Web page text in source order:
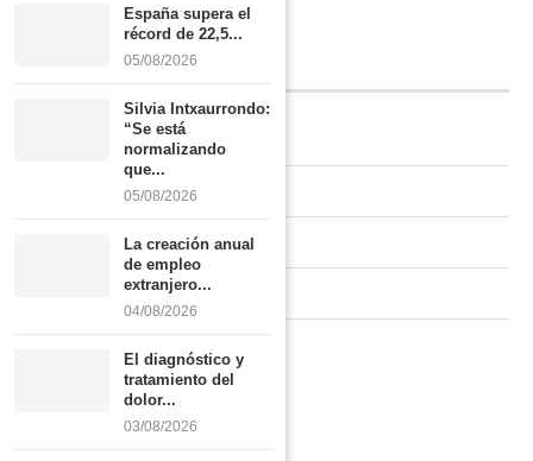
INFORMACIÓN
Quiénes somos
Publicidad tarifas
España supera el
récord de 22,5...
05/08/2026
Silvia Intxaurrondo:
“Se está
normalizando
que...
05/08/2026
La creación anual
de empleo
extranjero...
04/08/2026
El diagnóstico y
tratamiento del
dolor...
03/08/2026